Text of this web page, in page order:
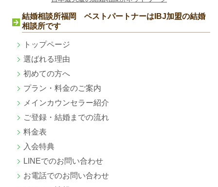
結婚相談所福岡 ベストパートナーはIBJ加盟の結婚
相談所です
トップページ
選ばれる理由
初めての方へ
プラン・料金のご案内
メインカウンセラー紹介
ご登録・結婚までの流れ
料金表
入会特典
LINEでのお問い合わせ
お電話でのお問い合わせ